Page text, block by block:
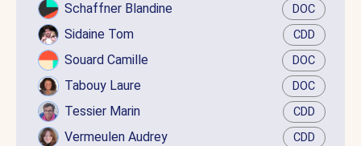
Schaffner Blandine DOC
Sidaine Tom CDD
Souard Camille DOC
Tabouy Laure DOC
Tessier Marin CDD
Vermeulen Audrey CDD